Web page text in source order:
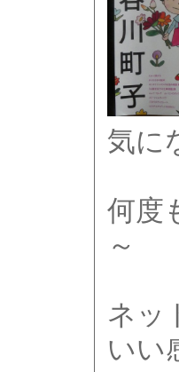
気に
何度
～
ネッ
いい